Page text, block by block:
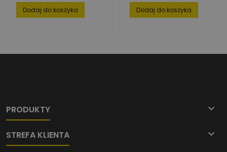
Dodaj do koszyka Dodaj do koszyka
PRODUKTY 
STREFA KLIENTA 